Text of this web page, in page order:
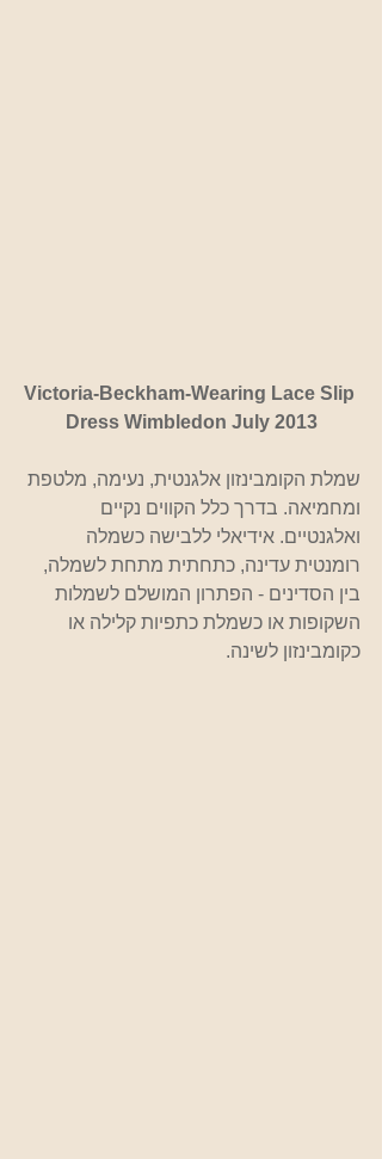
Victoria-Beckham-Wearing Lace Slip
Dress Wimbledon July 2013
שמלת הקומבינזון אלגנטית, נעימה, מלטפת
ומחמיאה. בדרך כלל הקווים נקיים
ואלגנטיים. אידיאלי ללבישה כשמלה
רומנטית עדינה, כתחתית מתחת לשמלה,
בין הסדינים - הפתרון המושלם לשמלות
השקופות או כשמלת כתפיות קלילה או
כקומבינזון לשינה.